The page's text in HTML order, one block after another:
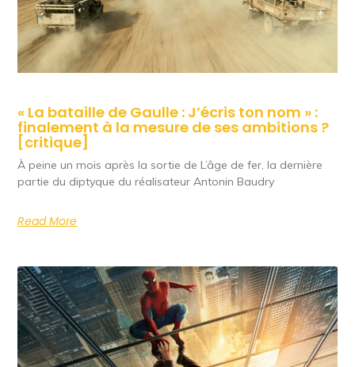
« La bataille de Gaulle : J’écris ton nom » :
finalement à la mesure de ses ambitions ?
[critique]
À peine un mois après la sortie de L’âge de fer, la dernière
partie du diptyque du réalisateur Antonin Baudry
Read More